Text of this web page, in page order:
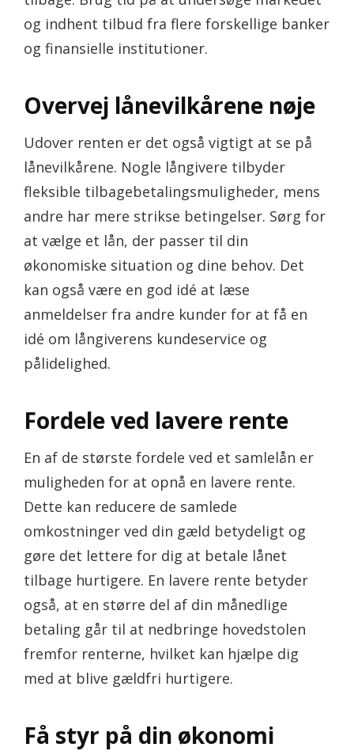
og indhent tilbud fra flere forskellige banker
og finansielle institutioner.
Overvej lånevilkårene nøje
Udover renten er det også vigtigt at se på
lånevilkårene. Nogle långivere tilbyder
fleksible tilbagebetalingsmuligheder, mens
andre har mere strikse betingelser. Sørg for
at vælge et lån, der passer til din
økonomiske situation og dine behov. Det
kan også være en god idé at læse
anmeldelser fra andre kunder for at få en
idé om långiverens kundeservice og
pålidelighed.
Fordele ved lavere rente
En af de største fordele ved et samlelån er
muligheden for at opnå en lavere rente.
Dette kan reducere de samlede
omkostninger ved din gæld betydeligt og
gøre det lettere for dig at betale lånet
tilbage hurtigere. En lavere rente betyder
også, at en større del af din månedlige
betaling går til at nedbringe hovedstolen
fremfor renterne, hvilket kan hjælpe dig
med at blive gældfri hurtigere.
Få styr på din økonomi